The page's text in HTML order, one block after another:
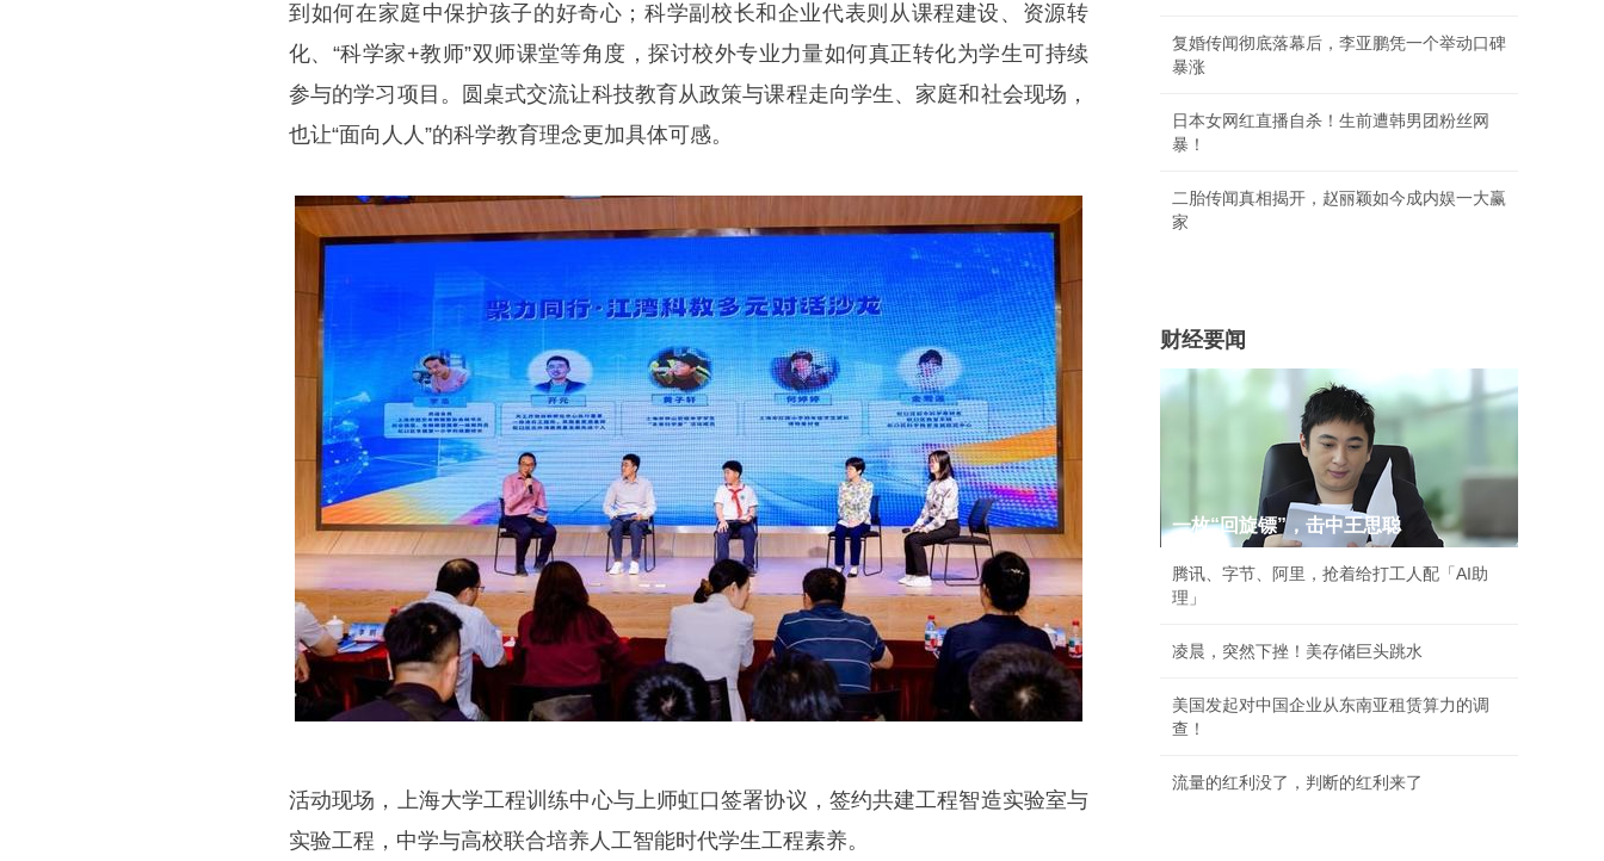
到如何在家庭中保护孩子的好奇心；科学副校长和企业代表则从课程建设、资源转
化、“科学家+教师”双师课堂等角度，探讨校外专业力量如何真正转化为学生可持续
参与的学习项目。圆桌式交流让科技教育从政策与课程走向学生、家庭和社会现场，
也让“面向人人”的科学教育理念更加具体可感。
活动现场，上海大学工程训练中心与上师虹口签署协议，签约共建工程智造实验室与
实验工程，中学与高校联合培养人工智能时代学生工程素养。
复婚传闻彻底落幕后，李亚鹏凭一个举动口碑
暴涨
日本女网红直播自杀！生前遭韩男团粉丝网
暴！
二胎传闻真相揭开，赵丽颖如今成内娱一大赢
家
财经要闻
一枚“回旋镖”，击中王思聪
腾讯、字节、阿里，抢着给打工人配「AI助
理」
凌晨，突然下挫！美存储巨头跳水
美国发起对中国企业从东南亚租赁算力的调
查！
流量的红利没了，判断的红利来了